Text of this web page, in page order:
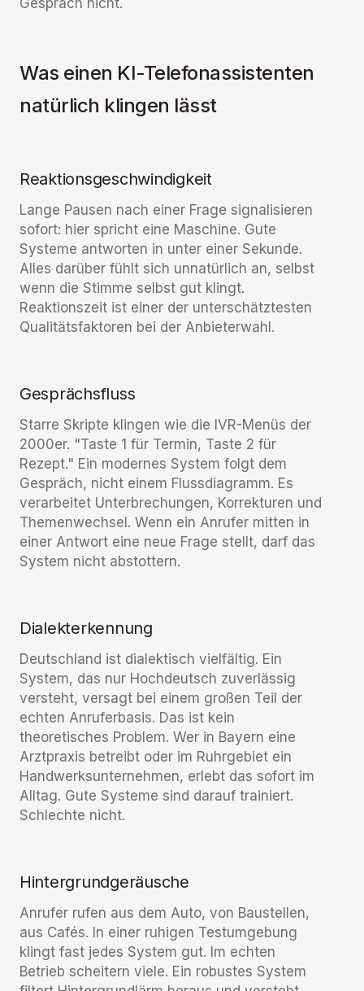
Gespräch nicht.
Was einen KI-Telefonassistenten
natürlich klingen lässt
Reaktionsgeschwindigkeit
Lange Pausen nach einer Frage signalisieren
sofort: hier spricht eine Maschine. Gute
Systeme antworten in unter einer Sekunde.
Alles darüber fühlt sich unnatürlich an, selbst
wenn die Stimme selbst gut klingt.
Reaktionszeit ist einer der unterschätztesten
Qualitätsfaktoren bei der Anbieterwahl.
Gesprächsfluss
Starre Skripte klingen wie die IVR-Menüs der
2000er. "Taste 1 für Termin, Taste 2 für
Rezept." Ein modernes System folgt dem
Gespräch, nicht einem Flussdiagramm. Es
verarbeitet Unterbrechungen, Korrekturen und
Themenwechsel. Wenn ein Anrufer mitten in
einer Antwort eine neue Frage stellt, darf das
System nicht abstottern.
Dialekterkennung
Deutschland ist dialektisch vielfältig. Ein
System, das nur Hochdeutsch zuverlässig
versteht, versagt bei einem großen Teil der
echten Anruferbasis. Das ist kein
theoretisches Problem. Wer in Bayern eine
Arztpraxis betreibt oder im Ruhrgebiet ein
Handwerksunternehmen, erlebt das sofort im
Alltag. Gute Systeme sind darauf trainiert.
Schlechte nicht.
Hintergrundgeräusche
Anrufer rufen aus dem Auto, von Baustellen,
aus Cafés. In einer ruhigen Testumgebung
klingt fast jedes System gut. Im echten
Betrieb scheitern viele. Ein robustes System